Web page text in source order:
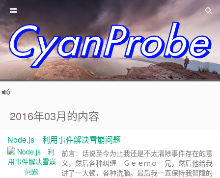
2016年03月的内容
Node.js 利用事件解决雪崩问题
前言：话说至今为止我还是不太清除事件存在的意
义，然后各种纠缠 Ｇｅｅｍｏ 兄，然后他给我
讲了一大顿，各种洗脑。最后我一直保持我智障的